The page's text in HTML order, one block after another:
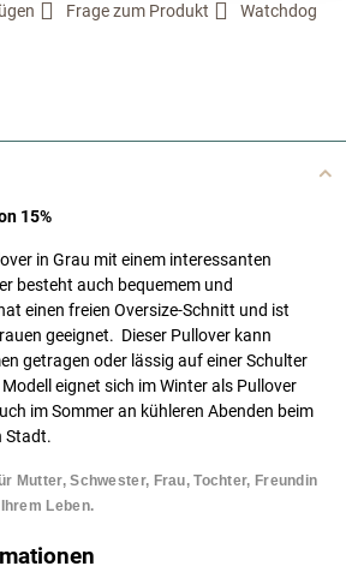
Frage zum Produkt
Watchdog
15%
in Grau mit einem interessanten
besteht auch bequemem und
einen freien Oversize-Schnitt und ist
geeignet. Dieser Pullover kann
getragen oder lässig auf einer Schulter
eignet sich im Winter als Pullover
im Sommer an kühleren Abenden beim
Stadt.
Mutter, Schwester, Frau, Tochter, Freundin
Leben.